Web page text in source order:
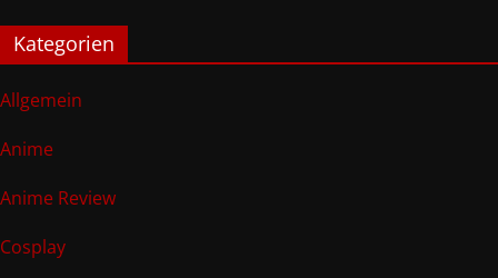
Kategorien
Allgemein
Anime
Anime Review
Cosplay